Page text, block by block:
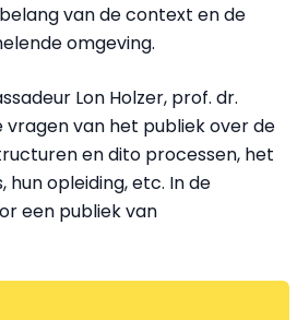
van de context en de
omgeving.
Lon Holzer, prof. dr.
van het publiek over de
en dito processen, het
opleiding, etc. In de
een publiek van